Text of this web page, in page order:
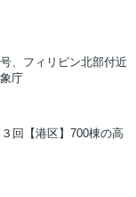
、フィリピン北部付近
庁
回【港区】700棟の高